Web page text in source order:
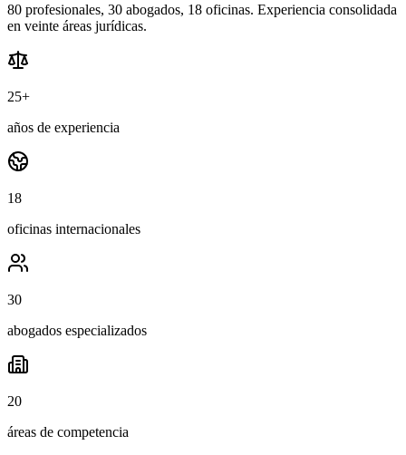
80 profesionales, 30 abogados, 18 oficinas. Experiencia consolidada
en veinte áreas jurídicas.
25+
años de experiencia
18
oficinas internacionales
30
abogados especializados
20
áreas de competencia